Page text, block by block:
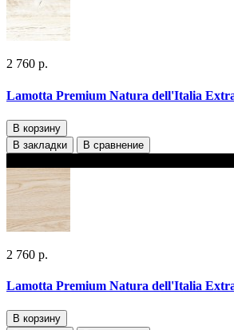
2 760 р.
Lamotta Premium Natura dell'Italia
В корзину
В закладки
В сравнение
2 760 р.
Lamotta Premium Natura dell'Italia
В корзину